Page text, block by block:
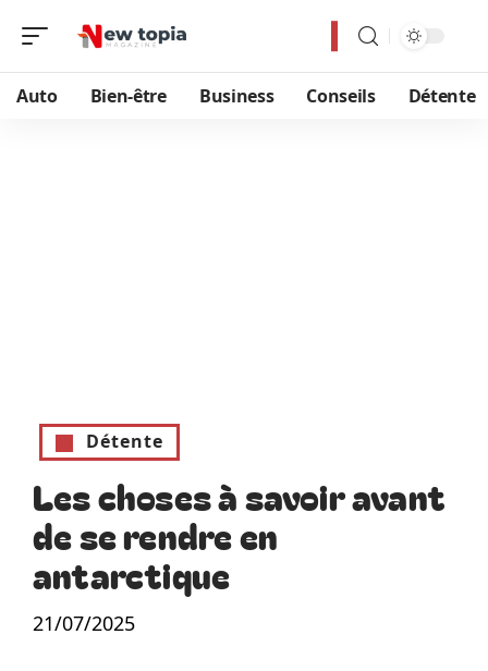
Auto Bien-être Business Conseils Détente
Détente
Les choses à savoir avant
de se rendre en
antarctique
21/07/2025